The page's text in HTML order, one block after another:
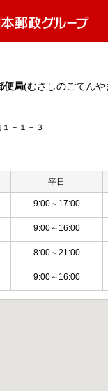
便局(むさしのごてん
－１－３
平日
9:00～17:00
9:00～16:00
8:00～21:00
9:00～16:00